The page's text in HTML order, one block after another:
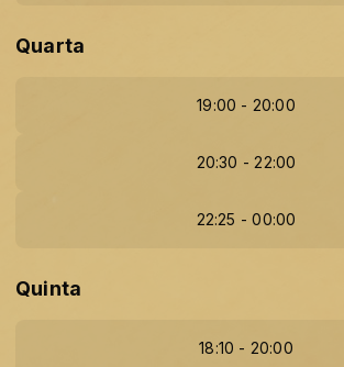
Quarta
19:00 - 20:00
20:30 - 22:00
22:25 - 00:00
Quinta
18:10 - 20:00